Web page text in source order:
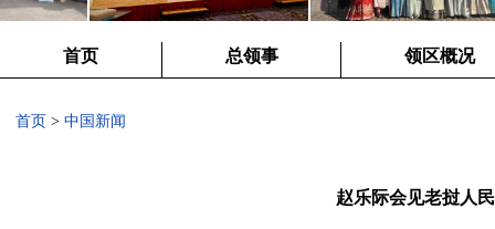
首页 总领事 领区概况
首页 > 中国新闻
赵乐际会见老挝人